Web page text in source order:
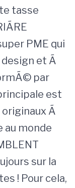
tasse
PME qui
et Ã
par
est
Ã
au monde
sur la
! Pour cela,